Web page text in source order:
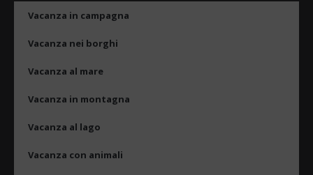
Vacanza in campagna
Vacanza nei borghi
Vacanza al mare
Vacanza in montagna
Vacanza al lago
Vacanza con animali